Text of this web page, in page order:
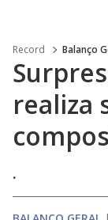
Record Balanço
realiza
.